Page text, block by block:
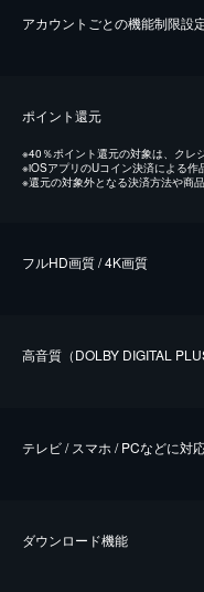
アカウントごとの機能制限設
ポイント還元
※40％ポイント還元の対象は、クレ
※iOSアプリのUコイン決済による作
※還元の対象外となる決済方法や商
フルHD画質 / 4K画質
⾼⾳質（DOLBY DIGITAL
テレビ / スマホ / PCなどに対
ダウンロード機能